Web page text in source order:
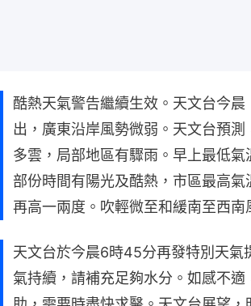
酷熱天氣警告繼續生效。天文台今晨
出，廣東沿岸風勢微弱。天文台預測
多雲，局部地區有驟雨。早上最低氣
部份時間有陽光及酷熱，市區最高
再高一兩度。吹輕微至和緩南至西南
天文台於今晨6時45分再發特別天氣
氣持續，請補充足夠水分。如感不適